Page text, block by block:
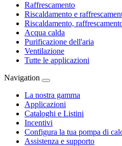
Raffrescamento
Riscaldamento e
Riscaldamento,
Acqua calda
Purificazione dell'aria
Ventilazione
Tutte le applicazioni
Navigation
La nostra gamma
Applicazioni
Cataloghi e Listini
Incentivi
Configura la tua pompa di
Assistenza e supporto